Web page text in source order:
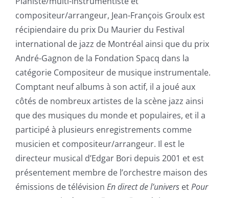
compositeur/arrangeur, Jean-François Groulx est
récipiendaire du prix Du Maurier du Festival
international de jazz de Montréal ainsi que du prix
André-Gagnon de la Fondation Spacq dans la
catégorie Compositeur de musique instrumentale.
Comptant neuf albums à son actif, il a joué aux
côtés de nombreux artistes de la scène jazz ainsi
que des musiques du monde et populaires, et il a
participé à plusieurs enregistrements comme
musicien et compositeur/arrangeur. Il est le
directeur musical d’Edgar Bori depuis 2001 et est
présentement membre de l’orchestre maison des
émissions de télévision En direct de l’universetPour